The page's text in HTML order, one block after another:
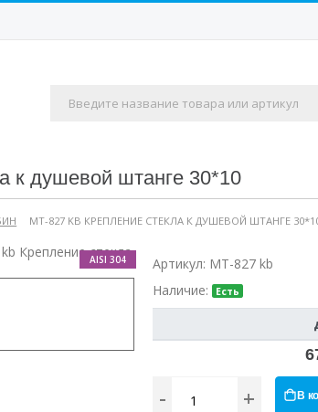
к душевой штанге 30*10
MT-827 KB КРЕПЛЕНИЕ СТЕКЛА К ДУШЕВОЙ ШТАНГЕ
AISI 304 Артикул: MT-827 kb
Наличие:
Есть
- + В